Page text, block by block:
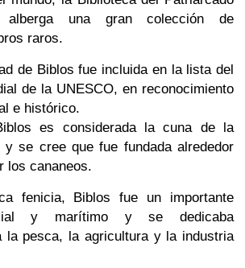
alberga una gran colección de
raros.
de Biblos fue incluida en la lista del
de la UNESCO, en reconocimiento
e histórico.
es considerada la cuna de la
se cree que fue fundada alrededor
los cananeos.
fenicia, Biblos fue un importante
y marítimo y se dedicaba
la pesca, la agricultura y la industria